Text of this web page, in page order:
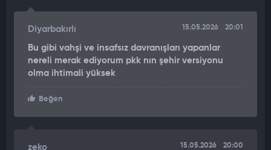
saldırganların yere düşen vatandaşa sopalarla vurduğu anlar,
çevredeki vatandaşların cep telefonu kameraları tarafından
saniye saniye kaydedildi.
SALDIRILAR BİR SÜRE DAHA DEVAM ETTİ
Görüntülerde, dönercilerin yerdeki şahsı çevreleyerek
Diyarbakırlı 15.05.2026 20:01
Bu gibi vahşi ve insafsız davranışları yapanlar
nereli merak ediyorum pkk nın şehir versiyonu
olma ihtimali yüksek
Beğen
zeko 15.05.2026 20:00